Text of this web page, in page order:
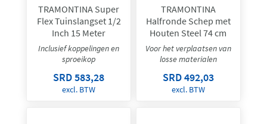
TRAMONTINA Super
Flex Tuinslangset 1/2
Inch 15 Meter
Inclusief koppelingen en
sproeikop
SRD 583,28
excl. BTW
TRAMONTINA
Halfronde Schep met
Houten Steel 74 cm
Voor het verplaatsen van
losse materialen
SRD 492,03
excl. BTW